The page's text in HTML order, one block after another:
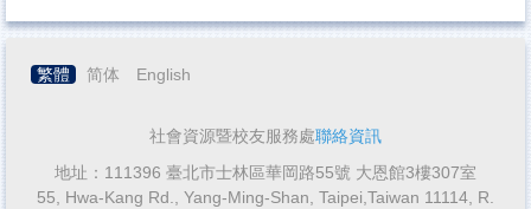
繁體 简体 English
社會資源暨校友服務處聯絡資訊
地址：111396 臺北市士林區華岡路55號 大恩館3樓307室
55, Hwa-Kang Rd., Yang-Ming-Shan, Taipei,Taiwan 11114, R.